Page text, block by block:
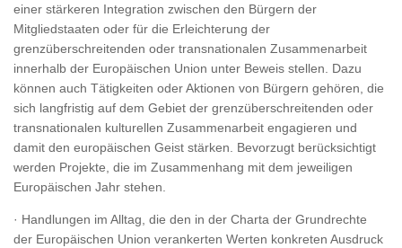
einer stärkeren Integration zwischen den Bürgern der
Mitgliedstaaten oder für die Erleichterung der
grenzüberschreitenden oder transnationalen Zusammenarbeit
innerhalb der Europäischen Union unter Beweis stellen. Dazu
können auch Tätigkeiten oder Aktionen von Bürgern gehören, die
sich langfristig auf dem Gebiet der grenzüberschreitenden oder
transnationalen kulturellen Zusammenarbeit engagieren und
damit den europäischen Geist stärken. Bevorzugt berücksichtigt
werden Projekte, die im Zusammenhang mit dem jeweiligen
Europäischen Jahr stehen.
· Handlungen im Alltag, die den in der Charta der Grundrechte
der Europäischen Union verankerten Werten konkreten Ausdruck